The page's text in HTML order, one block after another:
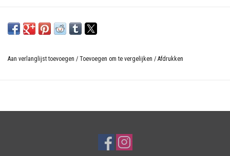
Aan verlanglijst toevoegen / Toevoegen om te vergelijken / Afdrukken